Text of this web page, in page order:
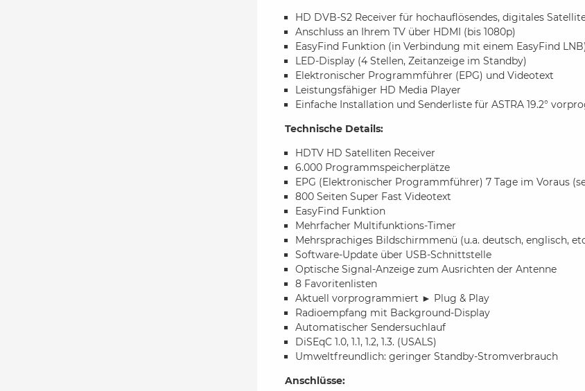
HD DVB-S2 Receiver für hochauflösendes, digitales
Anschluss an Ihrem TV über HDMI (bis 1080p)
EasyFind Funktion (in Verbindung mit einem EasyFind
LED-Display (4 Stellen, Zeitanzeige im Standby)
Elektronischer Programmführer (EPG) und Videotext
Leistungsfähiger HD Media Player
Einfache Installation und Senderliste für ASTRA 19.2°
Technische Details:
HDTV HD Satelliten Receiver
6.000 Programmspeicherplätze
EPG (Elektronischer Programmführer) 7 Tage im Voraus
800 Seiten Super Fast Videotext
EasyFind Funktion
Mehrfacher Multifunktions-Timer
Mehrsprachiges Bildschirmmenü (u.a. deutsch, englisch,
Software-Update über USB-Schnittstelle
Optische Signal-Anzeige zum Ausrichten der Antenne
8 Favoritenlisten
Aktuell vorprogrammiert ► Plug & Play
Radioempfang mit Background-Display
Automatischer Sendersuchlauf
DiSEqC 1.0, 1.1, 1.2, 1.3. (USALS)
Umweltfreundlich: geringer Standby-Stromverbrauch
Anschlüsse: